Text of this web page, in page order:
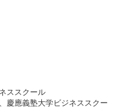
ススクール
慶應義塾大学ビジネススクー